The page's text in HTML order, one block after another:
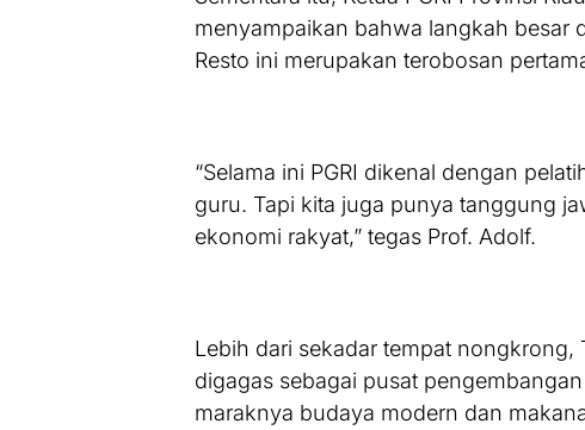
menyampaikan bahwa langkah besar
Resto ini merupakan terobosan
“Selama ini PGRI dikenal dengan
guru. Tapi kita juga punya tanggung
ekonomi rakyat,” tegas Prof. Adolf.
Lebih dari sekadar tempat nongkrong,
digagas sebagai pusat
maraknya budaya modern dan